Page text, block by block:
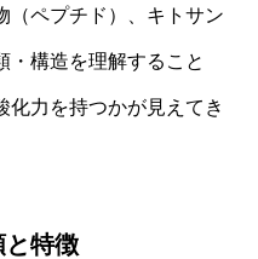
（ペプチド）、キトサン
・構造を理解すること
化力を持つかが見えてき
と特徴